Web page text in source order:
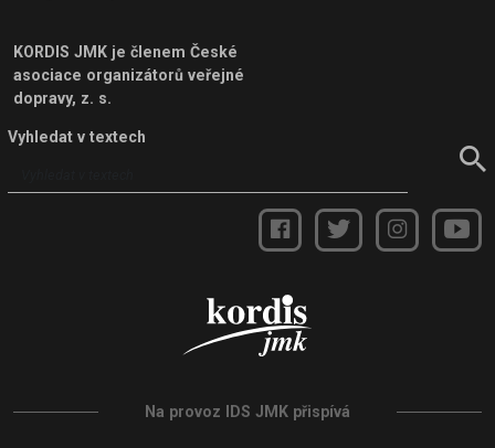
KORDIS JMK je členem České
asociace organizátorů veřejné
dopravy, z. s.
Vyhledat v textech
Na provoz IDS JMK přispívá